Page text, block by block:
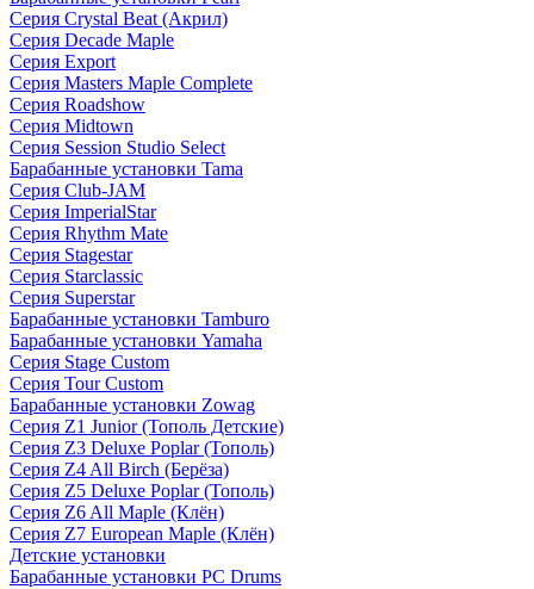
Серия Crystal Beat (Акрил)
Серия Decade Maple
Серия Export
Серия Masters Maple Complete
Серия Roadshow
Серия Midtown
Серия Session Studio Select
Барабанные установки Tama
Серия Club-JAM
Серия ImperialStar
Серия Rhythm Mate
Серия Stagestar
Серия Starclassic
Серия Superstar
Барабанные установки Tamburo
Барабанные установки Yamaha
Серия Stage Custom
Серия Tour Custom
Барабанные установки Zowag
Серия Z1 Junior (Тополь Детские)
Серия Z3 Deluxe Poplar (Тополь)
Серия Z4 All Birch (Берёза)
Серия Z5 Deluxe Poplar (Тополь)
Серия Z6 All Maple (Клён)
Серия Z7 European Maple (Клён)
Детские установки
Барабанные установки PC Drums